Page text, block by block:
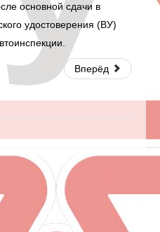
основной сдачи в
удостоверения (ВУ)
Вперёд